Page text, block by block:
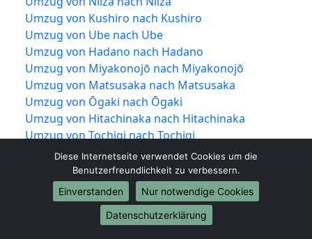
Umzug von Kushiro nach Kushiro
Umzug von Ube nach Ube
Umzug von Hadano nach Hadano
Umzug von Miyakonojō nach Miyakonojō
Umzug von Matsusaka nach Matsusaka
Umzug von Ōgaki nach Ōgaki
Umzug von Hitachinaka nach Hitachinaka
Umzug von Tochigi nach Tochigi
Umzug von Ueda nach Ueda
Umzug von Kariya nach Kariya
Umzug von Noda nach Noda
Umzug von Kawanishi nach Kawanishi
Umzug von Higashimurayama nach
Diese Internetseite verwendet Cookies um die
Benutzerfreundlichkeit zu verbessern.
Einverstanden
Nur notwendige Cookies
Datenschutzerklärung